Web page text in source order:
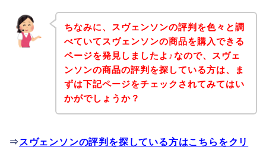
ちなみに、スヴェンソンの評判を色々と調
べていてスヴェンソンの商品を購入できる
ページを発見しましたよ♪なので、スヴェ
ンソンの商品の評判を探している方は、ま
ずは下記ページをチェックされてみてはい
かがでしょうか？
⇒ スヴェンソンの評判を探している方はこちらをクリ